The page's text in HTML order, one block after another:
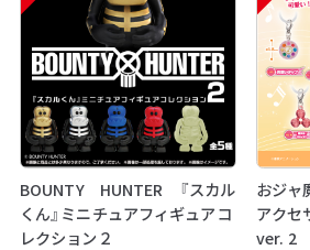
BOUNTY HUNTER 『スカル
くん』ミニチュアフィギュアコ
レクション２
おジ
アク
ver. 2